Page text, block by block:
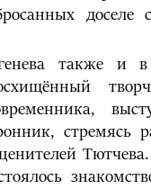
доселе
также и
стремясь